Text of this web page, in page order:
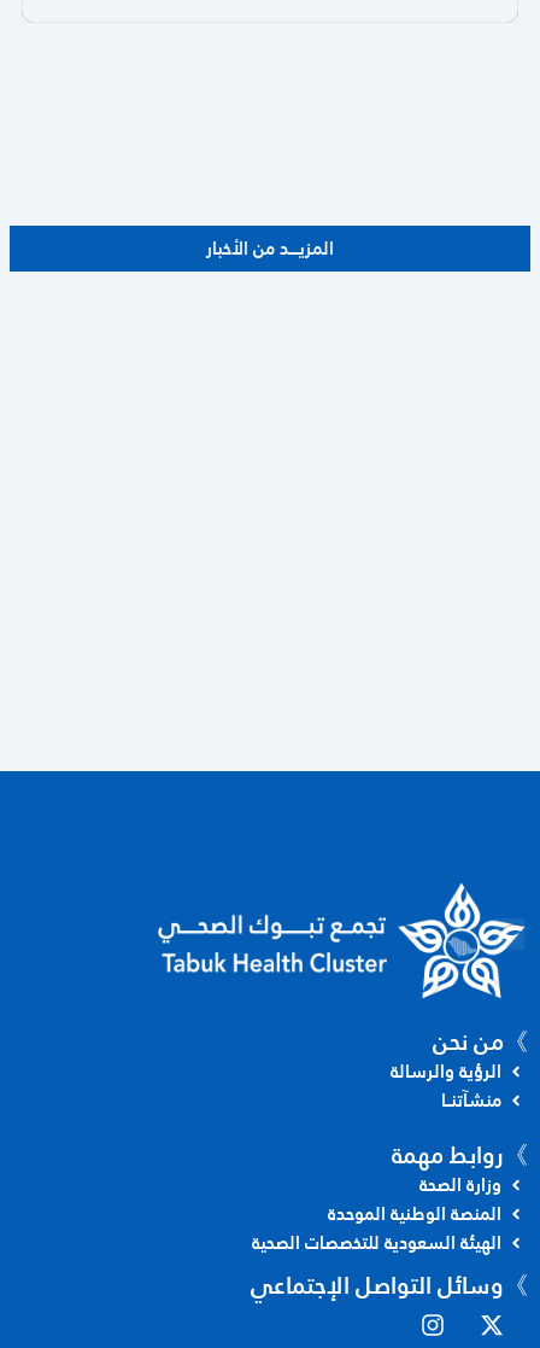
المزيــــد من الأخبار
》من نحن
الرؤية والرسالة
منشآتنــا
》 روابط مهمة
وزارة الصحة
المنصة الوطنية الموحدة
الهيئة السعودية للتخصصات الصحية
》 وسائل التواصل الإجتماعي
X
-
I
n